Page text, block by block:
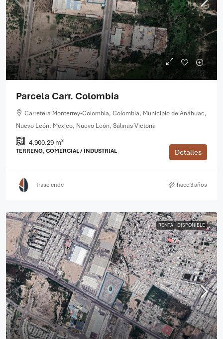
Parcela Carr. Colombia
Carretera Monterrey-Colombia, Colombia, Municipio de Anáhuac,
Nuevo León, México, Nuevo León, Salinas Victoria
4,900.29 m²
TERRENO, COMERCIAL / INDUSTRIAL Detalles
Trasciende hace 3 años
RENTA DISPONIBLE